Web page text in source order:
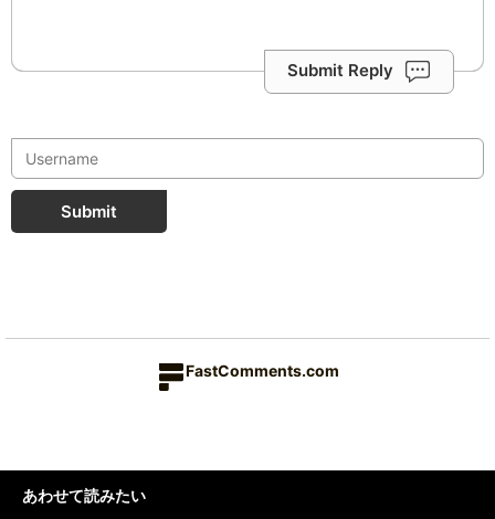
Submit Reply
Submit
FastComments.com
あわせて読みたい